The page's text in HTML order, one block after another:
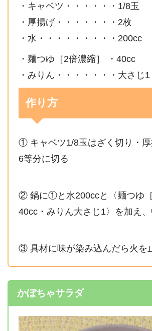
・キャベツ・・・・・・1/8玉
・厚揚げ・・・・・・・2枚
・水・・・・・・・・・200cc
・麺つゆ［2倍濃縮］ ・40cc
・みりん・・・・・・・大さじ1
作り方
① キャベツ1/8玉はざく切り・
6等分に切る
② 鍋に①と水200ccと〈麺つゆ［
40cc・みりん大さじ1〉を加え
③ 具材に味が染み込んだら火を
かぼちゃサラダ